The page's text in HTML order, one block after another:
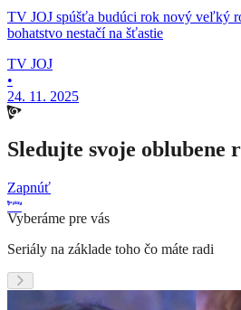
TV JOJ spúšťa budúci rok nový veľký
bohatstvo nestačí na šťastie
TV JOJ
•
24. 11. 2025
Sledujte svoje oblubene
Zapnúť
Vyberáme pre vás
Seriály na základe toho čo máte radi